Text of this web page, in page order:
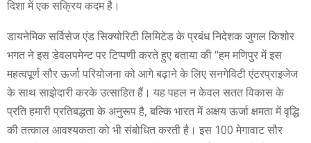
दिशा में एक सक्रिय कदम है।
डायनेमिक सर्विसेज एंड सिक्योरिटी लिमिटेड के प्रबंध निदेशक जुगल किशोर
भगत ने इस डेवलपमेन्ट पर टिप्पणी करते हुए बताया की “हम मणिपुर में इस
महत्वपूर्ण सौर ऊर्जा परियोजना को आगे बढ़ाने के लिए सनगेविटी एंटरप्राइजेज
के साथ साझेदारी करके उत्साहित हैं। यह पहल न केवल सतत विकास के
प्रति हमारी प्रतिबद्धता के अनुरूप है, बल्कि भारत में अक्षय ऊर्जा क्षमता में वृद्धि
की तत्काल आवश्यकता को भी संबोधित करती है। इस 100 मेगावाट सौर